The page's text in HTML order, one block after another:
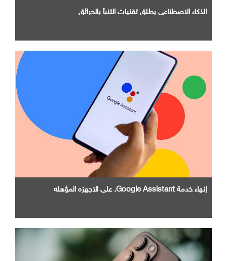
الذكاء الاصطناعي يطلق تقنيات التنبأ بالحرائق
إنهاء خدمة Google Assistant. علي الاجهزه المؤهله